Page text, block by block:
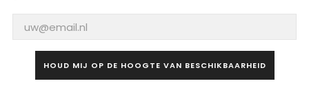
HOUD MIJ OP DE HOOGTE VAN BESCHIKBAARHEID